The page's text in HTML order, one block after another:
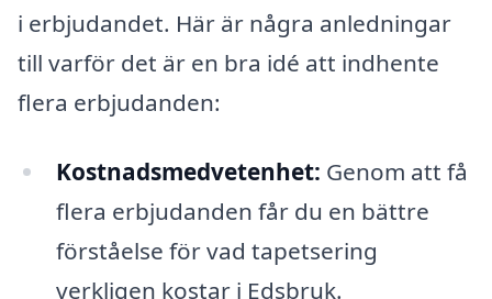
i erbjudandet. Här är några anledningar
till varför det är en bra idé att indhente
flera erbjudanden:
Kostnadsmedvetenhet: Genom att få
flera erbjudanden får du en bättre
förståelse för vad tapetsering
verkligen kostar i Edsbruk.